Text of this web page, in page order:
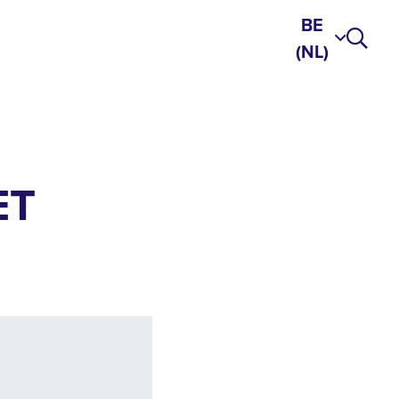
BE
(NL)